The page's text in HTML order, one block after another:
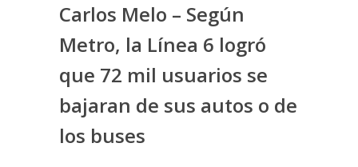
Carlos Melo – Según
Metro, la Línea 6 logró
que 72 mil usuarios se
bajaran de sus autos o de
los buses